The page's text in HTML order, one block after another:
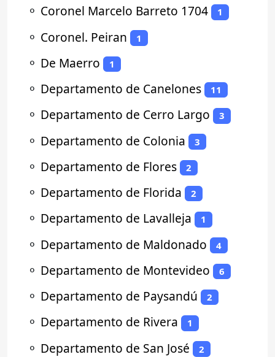
⚬ Coronel Marcelo Barreto 1704 1
⚬ Coronel. Peiran 1
⚬ De Maerro 1
⚬ Departamento de Canelones 11
⚬ Departamento de Cerro Largo 3
⚬ Departamento de Colonia 3
⚬ Departamento de Flores 2
⚬ Departamento de Florida 2
⚬ Departamento de Lavalleja 1
⚬ Departamento de Maldonado 4
⚬ Departamento de Montevideo 6
⚬ Departamento de Paysandú 2
⚬ Departamento de Rivera 1
⚬ Departamento de San José 2